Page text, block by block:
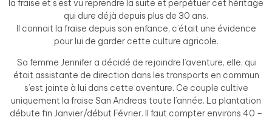
la fraise et s’est vu reprendre la suite et perpétuer cet héritage
qui dure déjà depuis plus de 30 ans.
Il connait la fraise depuis son enfance, c’était une évidence
pour lui de garder cette culture agricole.
Sa femme Jennifer a décidé de rejoindre l’aventure, elle, qui
était assistante de direction dans les transports en commun
s’est jointe à lui dans cette aventure. Ce couple cultive
uniquement la fraise San Andreas toute l’année. La plantation
débute fin Janvier/début Février. Il faut compter environs 40 –